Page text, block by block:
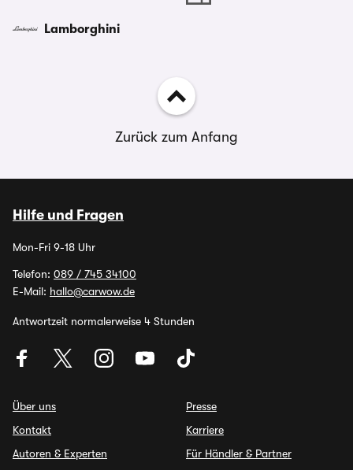
Lamborghini
Zurück zum Anfang
Hilfe und Fragen
Mon-Fri 9-18 Uhr
Telefon: 089 / 745 34100
E-Mail: hallo@carwow.de
Antwortzeit normalerweise 4 Stunden
Über uns
Kontakt
Autoren & Experten
Presse
Karriere
Für Händler & Partner